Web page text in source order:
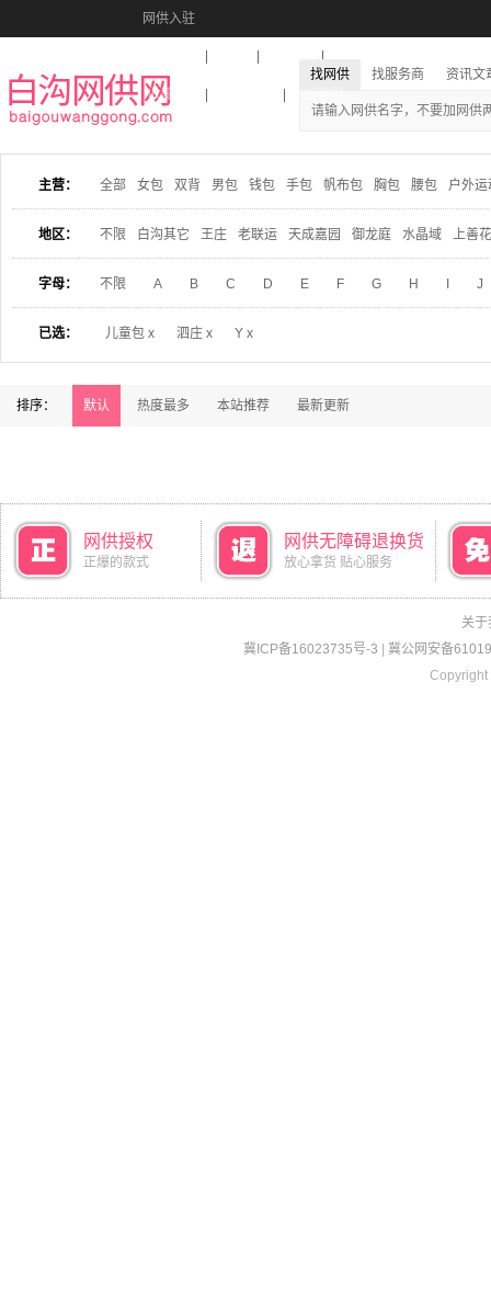
网供入驻
收藏本站
找网供 找服务商 资讯文
主营： 全部 女包 双背 男包 钱包 手包 帆布包 胸包 腰包 户外运
地区： 不限 白沟其它 王庄 老联运 天成嘉园 御龙庭 水晶域 上善
字母： 不限 A B C D E F G H J
已选： 儿童包 x 泗庄 x Y x
排序： 默认 热度最多 本站推荐 最新更新
网供授权
正爆的款式
网供无障碍退换货
放心拿货 贴心服务
关于
冀ICP备16023735号-3
冀公网安备